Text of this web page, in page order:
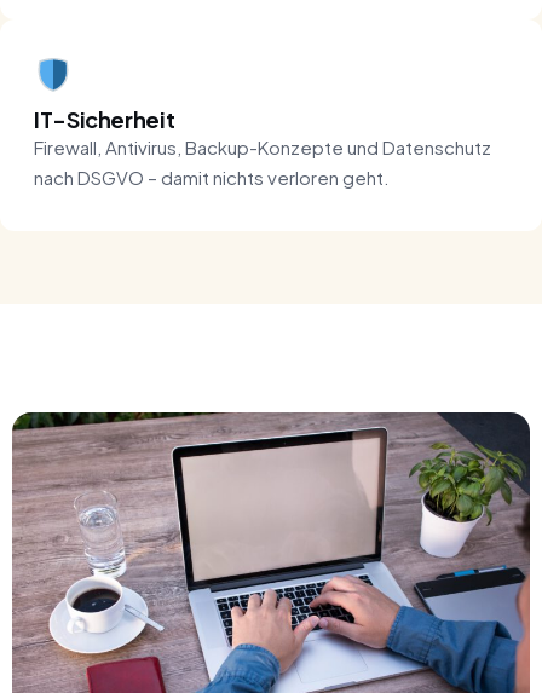
IT-Sicherheit
Firewall, Antivirus, Backup-Konzepte und Datenschutz
nach DSGVO – damit nichts verloren geht.